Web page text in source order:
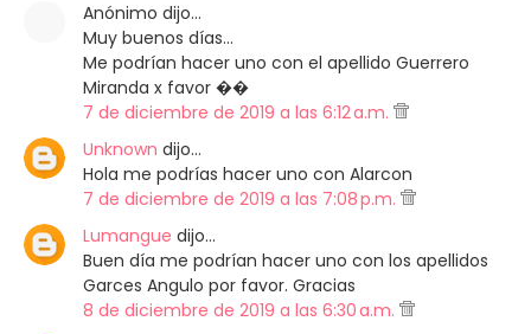
Anónimo dijo…
Muy buenos días...
Me podrían hacer uno con el apellido Guerrero
Miranda x favor ��
7 de diciembre de 2019 a las 6:12 a.m.
Unknown dijo…
Hola me podrías hacer uno con Alarcon
7 de diciembre de 2019 a las 7:08 p.m.
Lumangue dijo…
Buen día me podrían hacer uno con los apellidos
Garces Angulo por favor. Gracias
8 de diciembre de 2019 a las 6:30 a.m.